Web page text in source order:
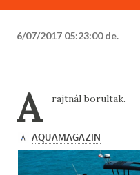
6/07/2017 05:23:00 de.
A rajtnál borultak.